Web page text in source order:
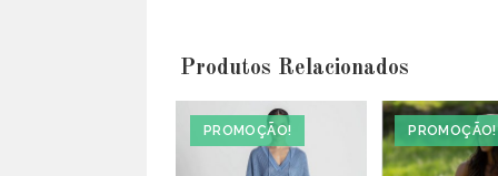
Produtos Relacionados
PROMOÇÃO! PROMOÇÃO!